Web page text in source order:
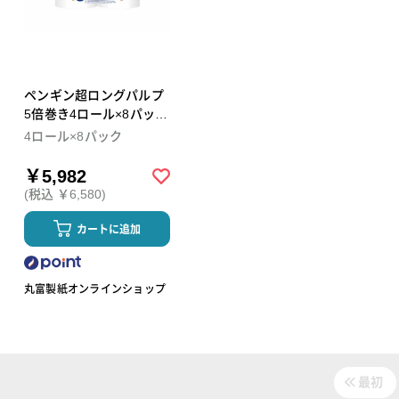
ペンギン超ロングパルプ
5倍巻き4ロール×8パック
ダブル トイレットペーパ
4ロール×8パック
￥5,982
(税込 ￥6,580)
カートに追加
丸富製紙オンラインショップ
最初